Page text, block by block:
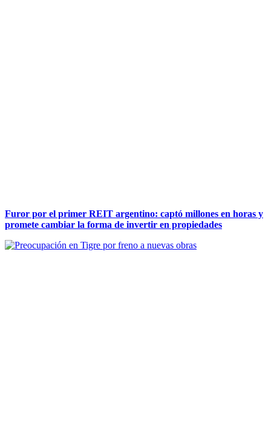
Furor por el primer REIT argentino: captó millones en horas y
promete cambiar la forma de invertir en propiedades